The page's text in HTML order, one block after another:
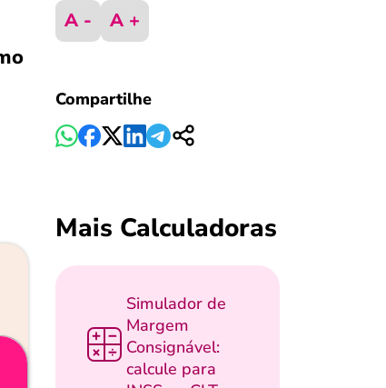
A - A +
Compartilhe
Mais Calculadoras
Simulador de
Margem
Consignável:
calcule para